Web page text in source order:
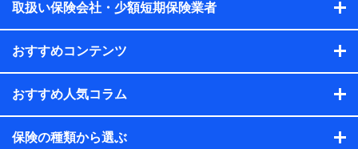
けている保険会社・提携会社の保険その他に関する情報を提
供するため、また維持管理等の委託業務遂行のため、またそ
れらに付帯、関連する当社、株式会社NTTドコモおよび提携
会社のサービスを案内、提供するため
（各サービスで取得したサービス利用履歴、ウェブサイトの
閲覧履歴、購買履歴、ご契約内容等のパーソナルデータを分
す。）
取扱い保険会社・少額短期保険業者
おすすめコンテンツ
おすすめ人気コラム
保険の種類から選ぶ